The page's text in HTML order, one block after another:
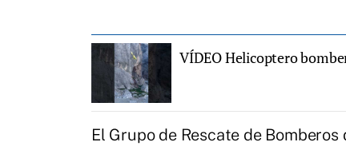
VÍDEO Helicoptero
El Grupo de Rescate de